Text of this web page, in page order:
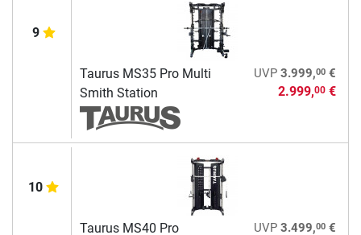
9
Taurus MS35 Pro Multi
Smith Station
UVP 3.999,00€
2.999,00€
10
Taurus MS40 Pro UVP 3.499,00€